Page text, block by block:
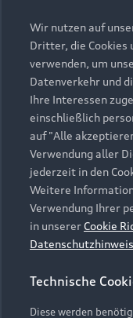
Alle Modelle
Modelle vergleichen
Elektromodelle
Plug-in-Hybride
Kaufen &
Neuwagensuche
Gebrauchtwagen
Finanzierung
Aktionen &
Geschäftskunden
Service &
Saisonale Angebote
Audi Services
Garantie
Audi digital services
myAudi
Support
Kundenservice
Händlersuche
Audi Code
Über Audi
Unternehmen
Karriere
Investor Relations
Presse & Media
Wir nutzen auf
Dritter, die Cookies
verwenden, um
Datenverkehr und
Ihre Interessen
einschließlich
auf "Alle
Verwendung aller
jederzeit in den
Weitere
Verwendung Ihrer
in unserer Cookie
Datenschutzhinweis
Technische
Diese werden